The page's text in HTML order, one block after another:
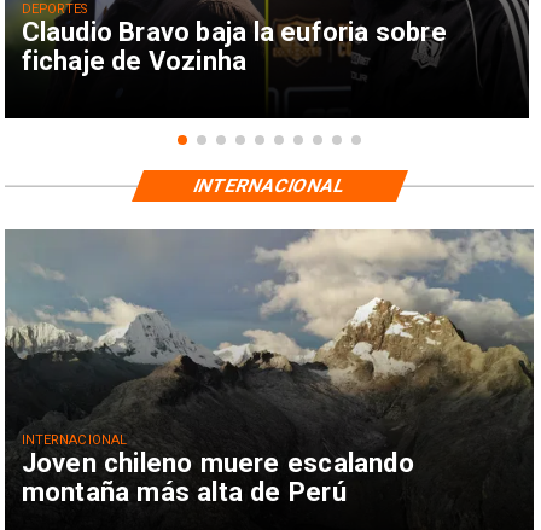
Claudio Bravo baja la euforia sobre
fichaje de Vozinha
DEPORTES
Joven chileno muere escalando
montaña más alta de Perú
INTERNACIONAL
INTERNACIONAL